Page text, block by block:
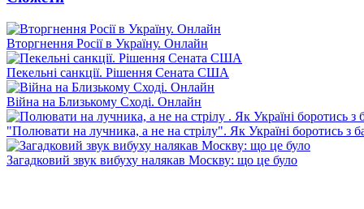
Вторгнення Росії в Україну. Онлайн
Пекельні санкції. Рішення Сената США
Війна на Близькому Сході. Онлайн
"Полювати на лучника, а не на стрілу". Як Україні боротись з
Загадковий звук вибуху налякав Москву: що це було